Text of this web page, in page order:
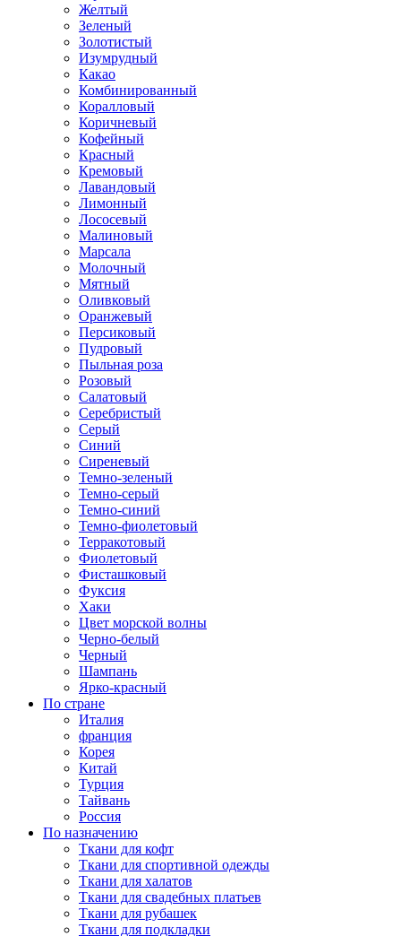
Желтый
Зеленый
Золотистый
Изумрудный
Какао
Комбинированный
Коралловый
Коричневый
Кофейный
Красный
Кремовый
Лавандовый
Лимонный
Лососевый
Малиновый
Марсала
Молочный
Мятный
Оливковый
Оранжевый
Персиковый
Пудровый
Пыльная роза
Розовый
Салатовый
Серебристый
Серый
Синий
Сиреневый
Темно-зеленый
Темно-серый
Темно-синий
Темно-фиолетовый
Терракотовый
Фиолетовый
Фисташковый
Фуксия
Хаки
Цвет морской волны
Черно-белый
Черный
Шампань
Ярко-красный
По стране
Италия
франция
Корея
Китай
Турция
Тайвань
Россия
По назначению
Ткани для кофт
Ткани для спортивной одежды
Ткани для халатов
Ткани для свадебных платьев
Ткани для рубашек
Ткани для подкладки